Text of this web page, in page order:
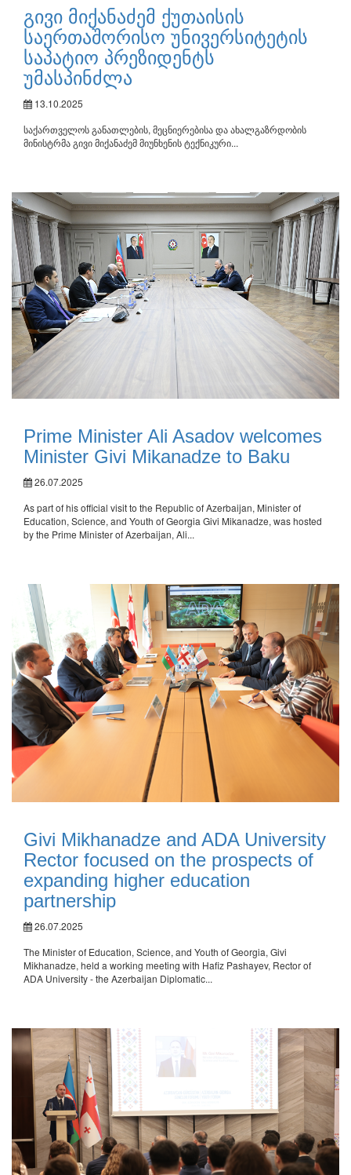
გივი მიქანაძემ ქუთაისის
საერთაშორისო უნივერსიტეტის
საპატიო პრეზიდენტს
უმასპინძლა
13.10.2025
საქართველოს განათლების, მეცნიერებისა და ახალგაზრდობის
მინისტრმა გივი მიქანაძემ მიუნხენის ტექნიკური...
Prime Minister Ali Asadov welcomes
Minister Givi Mikanadze to Baku
26.07.2025
As part of his official visit to the Republic of Azerbaijan, Minister of
Education, Science, and Youth of Georgia Givi Mikanadze, was hosted
by the Prime Minister of Azerbaijan, Ali...
Givi Mikhanadze and ADA University
Rector focused on the prospects of
expanding higher education
partnership
26.07.2025
The Minister of Education, Science, and Youth of Georgia, Givi
Mikhanadze, held a working meeting with Hafiz Pashayev, Rector of
ADA University - the Azerbaijan Diplomatic...